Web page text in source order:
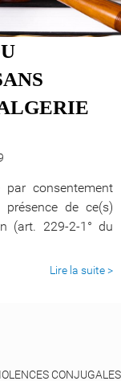
consentement
présence de ce(s)
(art. 229-2-1° du
Lire la suite >